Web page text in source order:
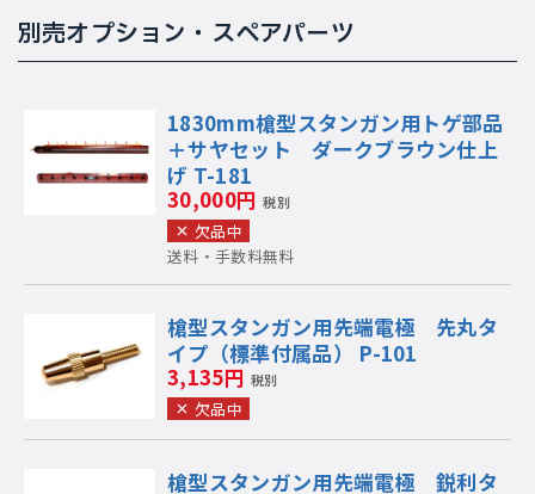
別売オプション・スペアパーツ
1830mm槍型スタンガン用トゲ部品
＋サヤセット ダークブラウン仕上
げ T-181
30,000円 税別
欠品中
送料・手数料無料
槍型スタンガン用先端電極 先丸タ
イプ（標準付属品） P-101
3,135円 税別
欠品中
槍型スタンガン用先端電極 鋭利タ